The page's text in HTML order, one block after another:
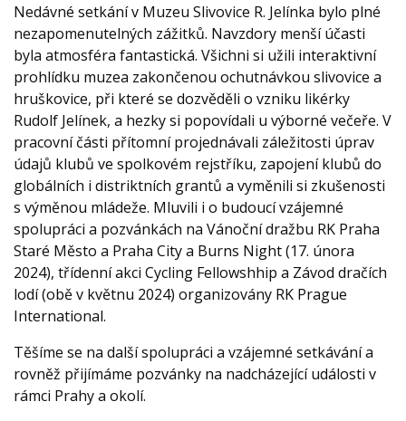
Nedávné setkání v Muzeu Slivovice R. Jelínka bylo plné
nezapomenutelných zážitků. Navzdory menší účasti
byla atmosféra fantastická. Všichni si užili interaktivní
prohlídku muzea zakončenou ochutnávkou slivovice a
hruškovice, při které se dozvěděli o vzniku likérky
Rudolf Jelínek, a hezky si popovídali u výborné večeře. V
pracovní části přítomní projednávali záležitosti úprav
údajů klubů ve spolkovém rejstříku, zapojení klubů do
globálních i distriktních grantů a vyměnili si zkušenosti
s výměnou mládeže. Mluvili i o budoucí vzájemné
spolupráci a pozvánkách na Vánoční dražbu RK Praha
Staré Město a Praha City a Burns Night (17. února
2024), třídenní akci Cycling Fellowshhip a Závod dračích
lodí (obě v květnu 2024) organizovány RK Prague
International.
Těšíme se na další spolupráci a vzájemné setkávání a
rovněž přijímáme pozvánky na nadcházející události v
rámci Prahy a okolí.